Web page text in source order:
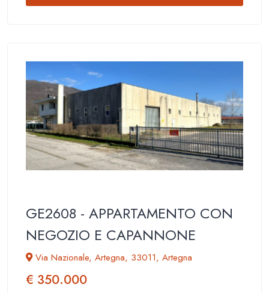
GE2608 - APPARTAMENTO CON
NEGOZIO E CAPANNONE
Via Nazionale, Artegna, 33011, Artegna
€ 350.000